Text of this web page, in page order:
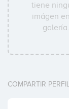
tiene
imágen
galería.
COMPARTIR